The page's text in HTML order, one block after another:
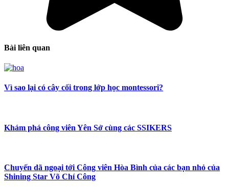
Bài liên quan
Vì sao lại có cây cối trong lớp học montessori?
Khám phá công viên Yên Sở cùng các SSIKERS
Chuyến dã ngoại tới Công viên Hòa Bình của các bạn nhỏ của
Shining Star Võ Chí Công